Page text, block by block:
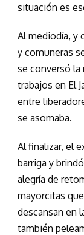
situación es
Al mediodía, y
y comuneras
se conversó la
trabajos en El
entre
se asomaba.
Al finalizar, el
barriga y
alegría de
mayorcitas
descansan en
también